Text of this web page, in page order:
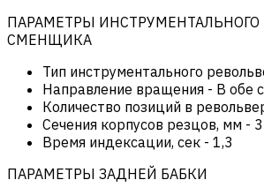
ПАРАМЕТРЫ ИНСТРУМЕНТАЛЬНОГО
СМЕНЩИКА
Тип инструментального
Направление вращения - В обе
Количество позиций в
Сечения корпусов резцов, мм -
Время индексации, сек - 1,3
ПАРАМЕТРЫ ЗАДНЕЙ БАБКИ